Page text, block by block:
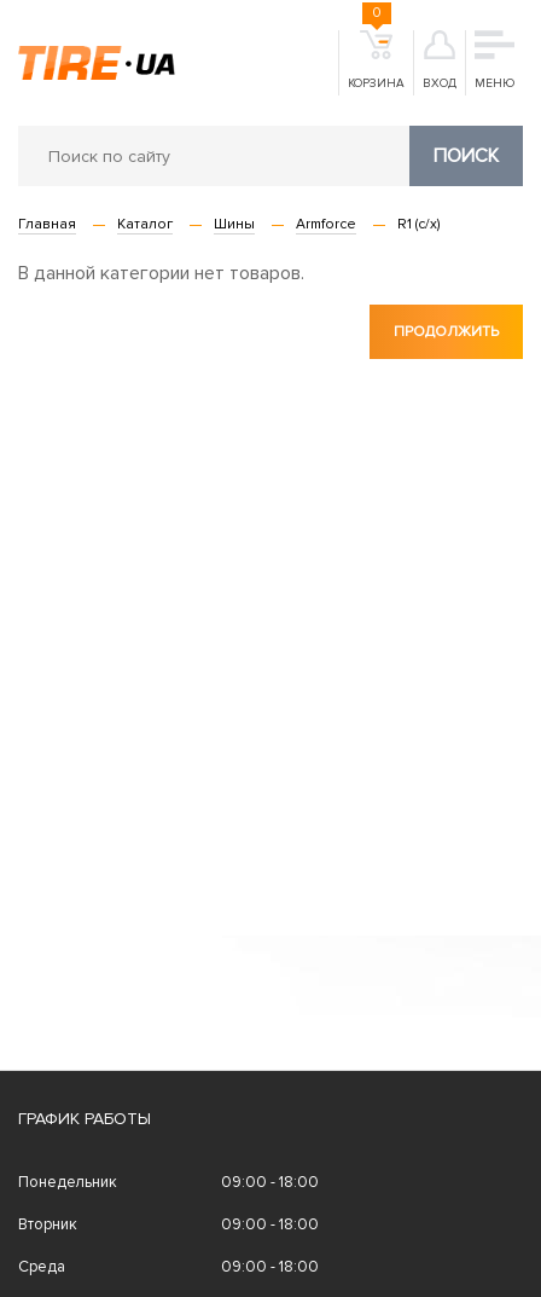
КОРЗИНА
0
ВХОД МЕНЮ
ПОИСК
Главная Каталог Шины Armforce R1 (с/х)
В данной категории нет товаров.
ПРОДОЛЖИТЬ
ГРАФИК РАБОТЫ
Понедельник 09:00 - 18:00
Вторник 09:00 - 18:00
Среда 09:00 - 18:00